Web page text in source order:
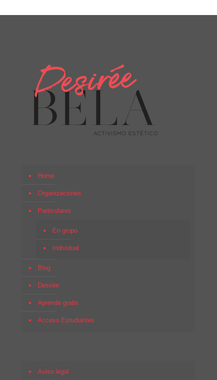
Home
Organizaciones
Particulares
En grupo
Individual
Blog
Desirée
Aprende gratis
Acceso Estudiantes
Aviso legal